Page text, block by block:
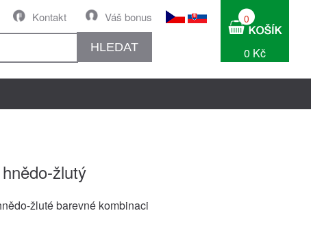
Váš bonus
Kontakt
HLEDAT
0
0 Kč
žlutý
žluté barevné kombinaci